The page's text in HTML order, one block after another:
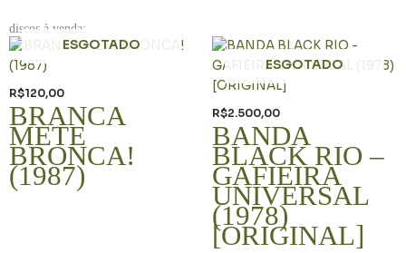
6. Luli e Lucina (1978)
7. Eva (1974)
8. Marku Ribas (1973)
9. Alucinação
discos à venda:
ESGOTADO
R$120,00
BRANCA
METE
BRONCA!
(1987)
ESGOTADO
R$2.500,00
BANDA
BLACK RIO –
GAFIEIRA
UNIVERSAL
(1978)
[ORIGINAL]